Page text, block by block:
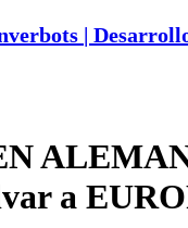
|
a